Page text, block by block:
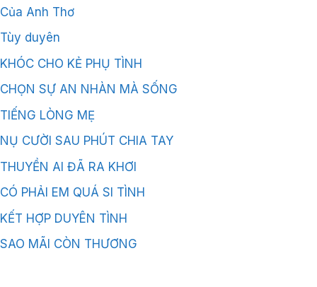
Của Anh Thơ
Tùy duyên
KHÓC CHO KẺ PHỤ TÌNH
CHỌN SỰ AN NHÀN MÀ SỐNG
TIẾNG LÒNG MẸ
NỤ CƯỜI SAU PHÚT CHIA TAY
THUYỀN AI ĐÃ RA KHƠI
CÓ PHẢI EM QUÁ SI TÌNH
KẾT HỢP DUYÊN TÌNH
SAO MÃI CÒN THƯƠNG